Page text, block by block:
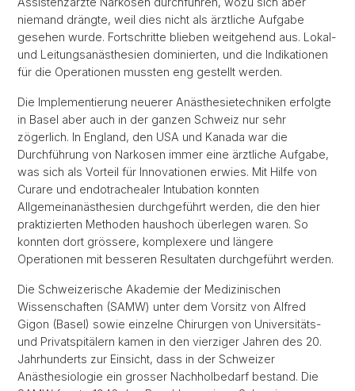
niemand drängte, weil dies nicht als ärztliche Aufgabe
gesehen wurde. Fortschritte blieben weitgehend aus. Lokal-
und Leitungsanästhesien dominierten, und die Indikationen
für die Operationen mussten eng gestellt werden.
Die Implementierung neuerer Anästhesietechniken erfolgte
in Basel aber auch in der ganzen Schweiz nur sehr
zögerlich. In England, den USA und Kanada war die
Durchführung von Narkosen immer eine ärztliche Aufgabe,
was sich als Vorteil für Innovationen erwies. Mit Hilfe von
Curare und endotrachealer Intubation konnten
Allgemeinanästhesien durchgeführt werden, die den hier
praktizierten Methoden haushoch überlegen waren. So
konnten dort grössere, komplexere und längere
Operationen mit besseren Resultaten durchgeführt werden.
Die Schweizerische Akademie der Medizinischen
Wissenschaften (SAMW) unter dem Vorsitz von Alfred
Gigon (Basel) sowie einzelne Chirurgen von Universitäts-
und Privatspitälern kamen in den vierziger Jahren des 20.
Jahrhunderts zur Einsicht, dass in der Schweizer
Anästhesiologie ein grosser Nachholbedarf bestand. Die